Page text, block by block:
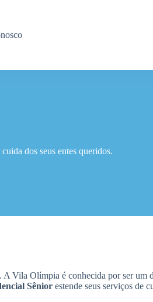
dos seus entes queridos.
Vila Olímpia é conhecida por ser um
Sênior estende seus serviços de